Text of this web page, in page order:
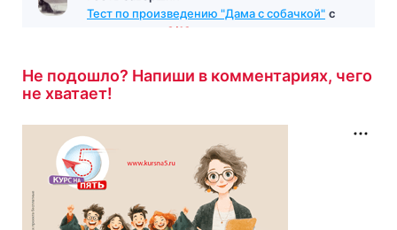
Тест по произведению "Дама с собачкой" с
6/10
Не подошло? Напиши в комментариях, чего
не хватает!